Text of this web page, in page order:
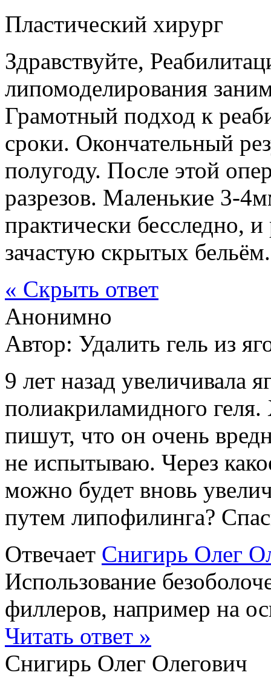
Пластический хирург
Здравствуйте,
липомоделирования
Грамотный подход к
сроки. Окончательный
полугоду. После этой
разрезов. Маленькие 3-
практически бесследно,
зачастую скрытых бельём.
« Скрыть ответ
Анонимно
Автор: Удалить гель из
9 лет назад увеличивала
полиакриламидного геля.
пишут, что он очень
не испытываю. Через
можно будет вновь
путем липофилинга?
Отвечает Снигирь Олег
Использование
филлеров, например на
Читать ответ »
Снигирь Олег Олегович